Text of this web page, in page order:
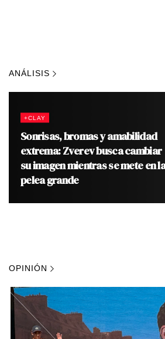
ANÁLISIS
+CLAY
Sonrisas, bromas y amabilidad
extrema: Zverev busca cambiar
su imagen mientras se mete en la
pelea grande
OPINIÓN